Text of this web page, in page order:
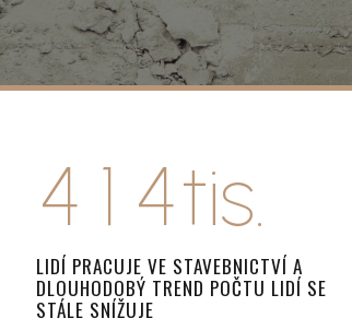
3
4
5
0
1
2
3
4
5
tis.
LIDÍ PRACUJE VE STAVEBNICTVÍ A
DLOUHODOBÝ TREND POČTU LIDÍ SE
STÁLE SNÍŽUJE